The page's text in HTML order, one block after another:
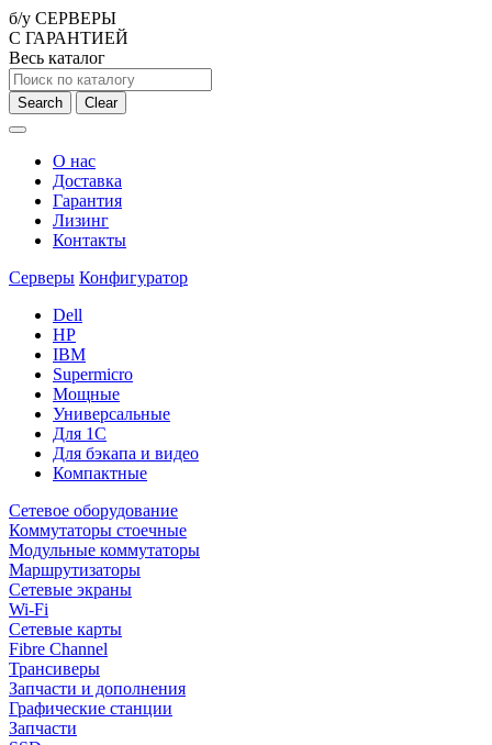
б/у СЕРВЕРЫ
С ГАРАНТИЕЙ
Весь каталог
Search Clear
О нас
Доставка
Гарантия
Лизинг
Контакты
Серверы Конфигуратор
Dell
HP
IBM
Supermicro
Мощные
Универсальные
Для 1С
Для бэкапа и видео
Компактные
Сетевое оборудование
Коммутаторы стоечные
Модульные коммутаторы
Маршрутизаторы
Сетевые экраны
Wi-Fi
Сетевые карты
Fibre Channel
Трансиверы
Запчасти и дополнения
Графические станции
Запчасти